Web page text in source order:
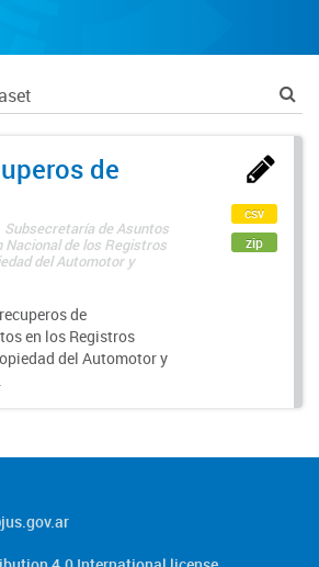
de
de Asuntos
de los Registros
del Automotor y
de
en los Registros
del Automotor y
csv
zip